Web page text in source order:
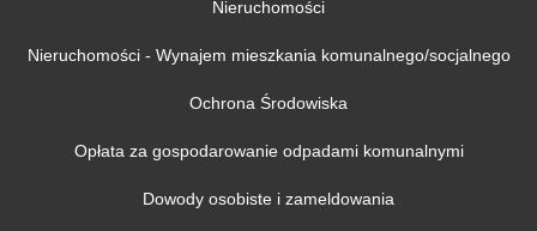
Nieruchomości
Nieruchomości - Wynajem mieszkania komunalnego/socjalnego
Ochrona Środowiska
Opłata za gospodarowanie odpadami komunalnymi
Dowody osobiste i zameldowania